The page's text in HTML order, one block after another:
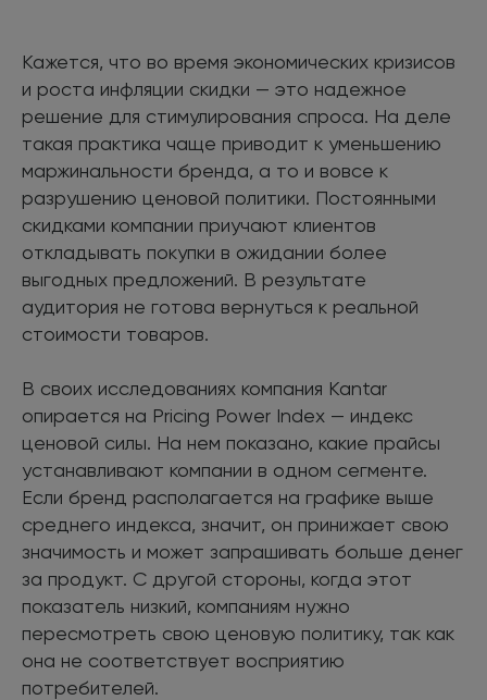
Кажется, что во время экономических кризисов
и роста инфляции скидки — это надежное
решение для стимулирования спроса. На деле
такая практика чаще приводит к уменьшению
маржинальности бренда, а то и вовсе к
разрушению ценовой политики. Постоянными
скидками компании приучают клиентов
откладывать покупки в ожидании более
выгодных предложений. В результате
аудитория не готова вернуться к реальной
стоимости товаров.
В своих исследованиях компания Kantar
опирается на Pricing Power Index — индекс
ценовой силы. На нем показано, какие прайсы
устанавливают компании в одном сегменте.
Если бренд располагается на графике выше
среднего индекса, значит, он принижает свою
значимость и может запрашивать больше денег
за продукт. С другой стороны, когда этот
показатель низкий, компаниям нужно
пересмотреть свою ценовую политику, так как
она не соответствует восприятию
потребителей.